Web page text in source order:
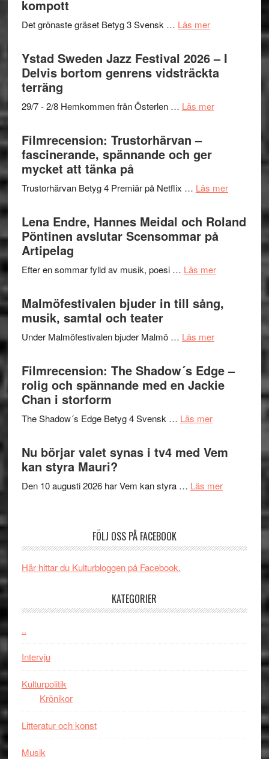
med
Mulder
och
Dana
Kulturs
kompott
Det grönaste gräset Betyg 3 Svensk … Läs merom
Filmrecension:
Det
grönaste
gräset
en
hjärtevarm
Ystad Sweden Jazz Festival 2026 – I
Delvis bortom genrens vidsträckta
terräng
29/7 - 2/8 Hemkommen från Österlen … Läs merom
–
Delvis
bortom
terräng
Filmrecension: Trustorhärvan –
fascinerande, spännande och ger
mycket att tänka på
Trustorhärvan Betyg 4 Premiär på Netflix … Läs merom
–
Lena Endre, Hannes Meidal och Roland
Pöntinen avslutar Scensommar på
Artipelag
Efter en sommar fylld av musik, poesi … Läs merom
Hannes
Pöntinen
avslutar
Scensommar
Malmöfestivalen bjuder in till sång,
musik, samtal och teater
Under Malmöfestivalen bjuder Malmö … Läs merom
in
till
och
Filmrecension: The Shadow´s Edge –
rolig och spännande med en Jackie
Chan i storform
The Shadow´s Edge Betyg 4 Svensk … Läs merom
Shadow
Edge
spännande
Nu börjar valet synas i tv4 med Vem
kan styra Mauri?
Den 10 augusti 2026 har Vem kan styra … Läs merom
kan
FÖLJ OSS PÅ FACEBOOK
Här hittar du Kulturbloggen på Facebook.
KATEGORIER
..
Intervju
Kulturpolitik
Krönikor
Litteratur och konst
Musik